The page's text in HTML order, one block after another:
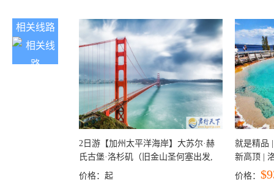
相关线路
2日游【加州太平洋海岸】大苏尔·赫
氏古堡·洛杉矶（旧金山圣何塞出发,
洛杉矶结束）
价格： 起
就是精品
新高顶 |
彩穴+马
价格：